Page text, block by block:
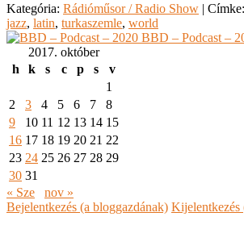
Kategória: Rádióműsor / Radio Show | Címke:
jazz, latin, turkaszemle, world
BBD – Podcast –
2017. október
h
k s c p s
v
1
2
3 4 5 6 7
8
9
10 11 12 13 14 15
16 17 18 19 20 21 22
23 24 25 26 27 28 29
30 31
« Sze
nov »
Bejelentkezés (a bloggazdának) Kijelentkezés